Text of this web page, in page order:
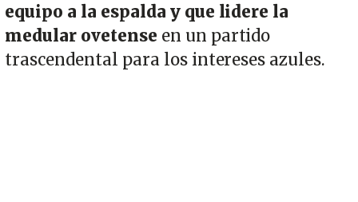
equipo a la espalda y que lidere la
medular ovetense en un partido
trascendental para los intereses azules.